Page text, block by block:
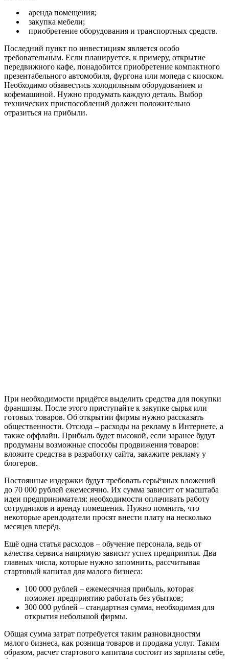
аренда помещения;
закупка мебели;
приобретение оборудования и транспортных средств.
Последний пункт по инвестициям является особо
требовательным. Если планируется, к примеру, открытие
передвижного кафе, понадобится приобретение компактного
презентабельного автомобиля, фургона или мопеда с киоском.
Необходимо обзавестись холодильным оборудованием и
кофемашиной. Нужно продумать каждую деталь. Выбор
технических приспособлений должен положительно
отразиться на прибыли.
При необходимости придётся выделить средства для покупки
франшизы. После этого приступайте к закупке сырья или
готовых товаров. Об открытии фирмы нужно рассказать
общественности. Отсюда – расходы на рекламу в Интернете, а
также оффлайн. Прибыль будет высокой, если заранее будут
продуманы возможные способы продвижения товаров:
вложите средства в разработку сайта, закажите рекламу у
блогеров.
Постоянные издержки будут требовать серьёзных вложений
до 70 000 рублей ежемесячно. Их сумма зависит от масштаба
идеи предпринимателя: необходимости оплачивать работу
сотрудников и аренду помещения. Нужно помнить, что
некоторые арендодатели просят внести плату на несколько
месяцев вперёд.
Ещё одна статья расходов – обучение персонала, ведь от
качества сервиса напрямую зависит успех предприятия. Два
главных числа, которые нужно запомнить, рассчитывая
стартовый капитал для малого бизнеса:
100 000 рублей – ежемесячная прибыль, которая
поможет предприятию работать без убытков;
300 000 рублей – стандартная сумма, необходимая для
открытия небольшой фирмы.
Общая сумма затрат потребуется таким разновидностям
малого бизнеса, как розница товаров и продажа услуг. Таким
образом, расчет стартового капитала состоит из зарплаты себе,